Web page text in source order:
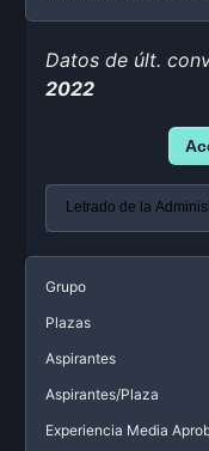
Datos de últ.
2022
Grupo
Plazas
Aspirantes
Aspirantes/Plaza
Experiencia Media